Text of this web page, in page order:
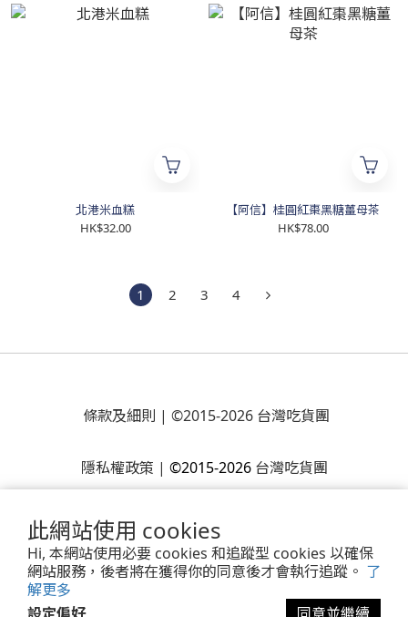
此網站使用 cookies
Hi, 本網站使用必要 cookies 和追蹤型 cookies 以確保
網站服務，後者將在獲得你的同意後才會執行追蹤。 了
解更多
北港米血糕
HK$32.00
【阿信】桂圓紅棗黑糖薑母茶
HK$78.00
1 2 3 4
條款及細則 | ©2015-2026 台灣吃貨團
隱私權政策 | ©2015-2026台灣吃貨團